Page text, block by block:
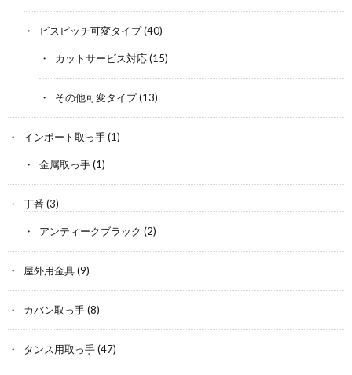
ビスピッチ可変タイプ(40)
カットサービス対応(15)
その他可変タイプ(13)
インポート取っ手(1)
金属取っ手(1)
丁番 (3)
アンティークブラック (2)
屋外用金具(9)
カバン取っ手(8)
タンス用取っ手(47)